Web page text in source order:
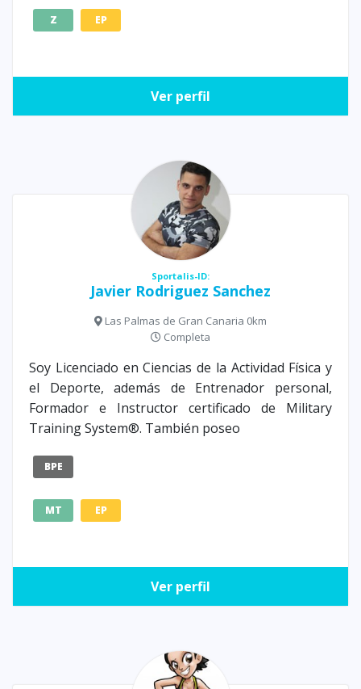
Z EP
Ver perfil
Sportalis-ID:
Javier Rodriguez Sanchez
Las Palmas de Gran Canaria 0km
Completa
Soy Licenciado en Ciencias de la Actividad Física y
el Deporte, además de Entrenador personal,
Formador e Instructor certificado de Military
Training System®. También poseo
BPE
MT EP
Ver perfil